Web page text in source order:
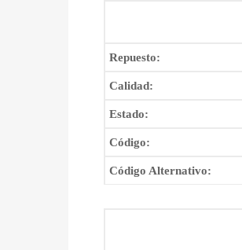
Repuesto:
Calidad:
Estado:
Código:
Código Alternativo: